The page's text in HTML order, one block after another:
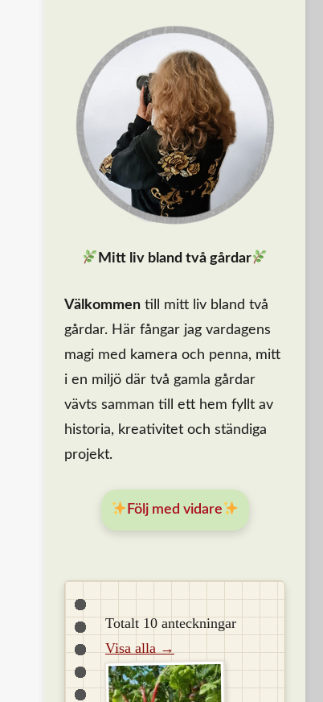
Mitt liv bland två gårdar
Välkommen till mitt liv bland två
gårdar. Här fångar jag vardagens
magi med kamera och penna, mitt
i en miljö där två gamla gårdar
vävts samman till ett hem fyllt av
historia, kreativitet och ständiga
projekt.
Följ med vidare
Totalt 10 anteckningar
Visa alla →